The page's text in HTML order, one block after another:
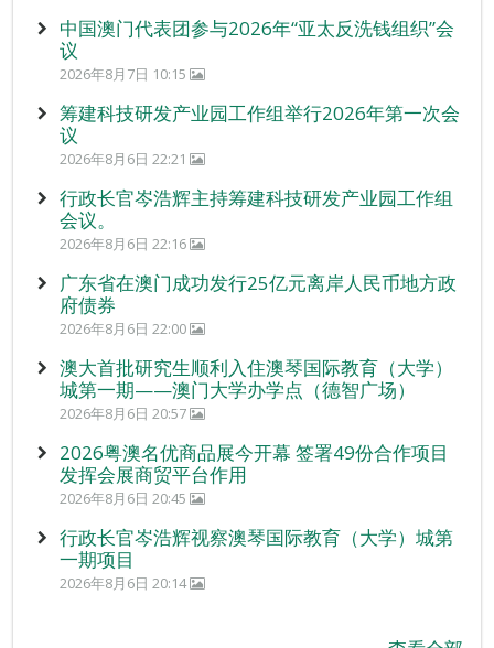
中国澳门代表团参与2026年“亚太反洗钱组织”会
议
2026年8月7日 10:15
筹建科技研发产业园工作组举行2026年第一次会
议
2026年8月6日 22:21
行政长官岑浩辉主持筹建科技研发产业园工作组
会议。
2026年8月6日 22:16
广东省在澳门成功发行25亿元离岸人民币地方政
府债券
2026年8月6日 22:00
澳大首批研究生顺利入住澳琴国际教育（大学）
城第一期——澳门大学办学点（德智广场）
2026年8月6日 20:57
2026粤澳名优商品展今开幕 签署49份合作项目
发挥会展商贸平台作用
2026年8月6日 20:45
行政长官岑浩辉视察澳琴国际教育（大学）城第
一期项目
2026年8月6日 20:14